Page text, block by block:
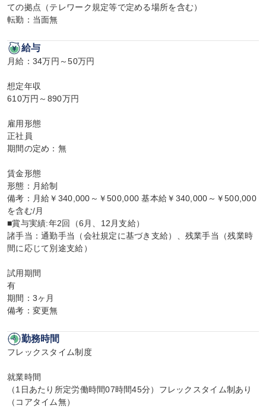
ての拠点（テレワーク規定等で定める場所を含む）
転勤：当面無
給与
月給：34万円～50万円
想定年収
610万円～890万円
雇用形態
正社員
期間の定め：無
賃金形態
形態：月給制
備考：月給￥340,000～￥500,000 基本給￥340,000～￥500,000
を含む/月
■賞与実績:年2回（6月、12月支給）
諸手当：通勤手当（会社規定に基づき支給）、残業手当（残業時
間に応じて別途支給）
試用期間
有
期間：3ヶ月
備考：変更無
勤務時間
フレックスタイム制度
就業時間
（1日あたり所定労働時間07時間45分）フレックスタイム制あり
（コアタイム無）